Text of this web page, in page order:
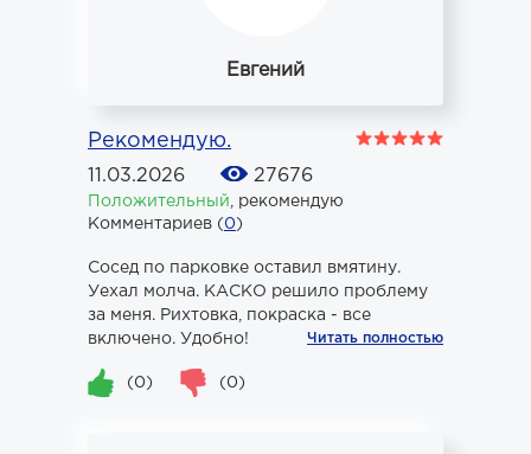
Евгений
Рекомендую.
11.03.2026 27676
Положительный
рекомендую
Комментариев (0)
Сосед по парковке оставил вмятину.
Уехал молча. КАСКО решило проблему
за меня. Рихтовка, покраска - все
включено. Удобно!
Читать полностью
(0) (0)